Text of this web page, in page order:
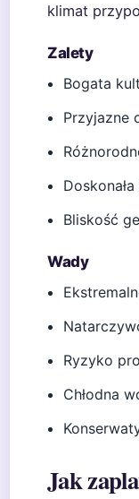
klimat
Zalety
Bogata
Przyjazne
Bliskość
Wady
Ryzyko
Chłodna
Jak